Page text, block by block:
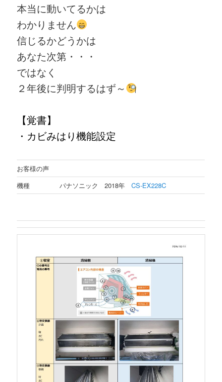
本当に動いてるかは
わかりません
信じるかどうかは
あなた次第・・・
ではなく
２年後に判明するはず～
【覚書】
・カビみはり機能設定
お客様の声
機種
パナソニック 2018年CS-EX228C